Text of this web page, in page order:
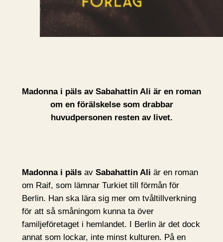
Madonna i päls av Sabahattin Ali är en roman
om en förälskelse som drabbar
huvudpersonen resten av livet.
Madonna i pälsav Sabahattin Ali är en roman
om Raif, som lämnar Turkiet till förmån för
Berlin. Han ska lära sig mer om tvåltillverkning
för att så småningom kunna ta över
familjeföretaget i hemlandet. I Berlin är det dock
annat som lockar, inte minst kulturen. På en